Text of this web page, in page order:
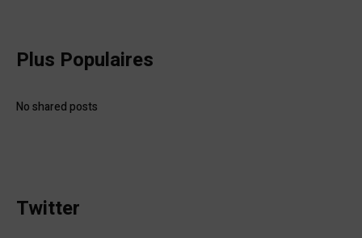
Plus Populaires
No shared posts
Twitter